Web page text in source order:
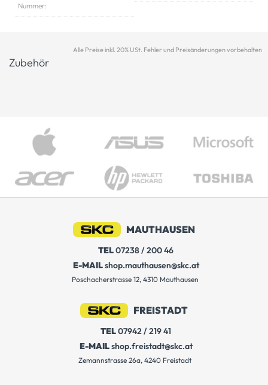
Nummer:
Alle Preise inkl. 20% USt. Fehler und Preisänderungen vorbehalten
Zubehör
MAUTHAUSEN
TEL07238 / 200 46
E-MAILshop.mauthausen@skc.at
Poschacherstrasse 12, 4310 Mauthausen
FREISTADT
TEL07942 / 219 41
E-MAILshop.freistadt@skc.at
Zemannstrasse 26a, 4240 Freistadt